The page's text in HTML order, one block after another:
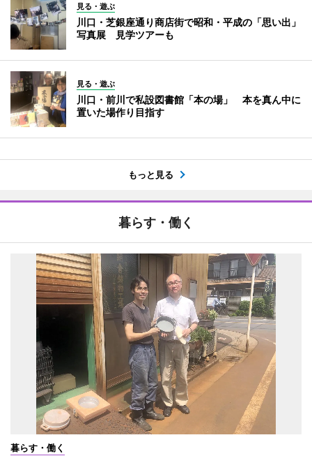
見る・遊ぶ
川口・芝銀座通り商店街で昭和・平成の「思い出」
写真展 見学ツアーも
見る・遊ぶ
川口・前川で私設図書館「本の場」 本を真ん中に
置いた場作り目指す
もっと見る
暮らす・働く
暮らす・働く